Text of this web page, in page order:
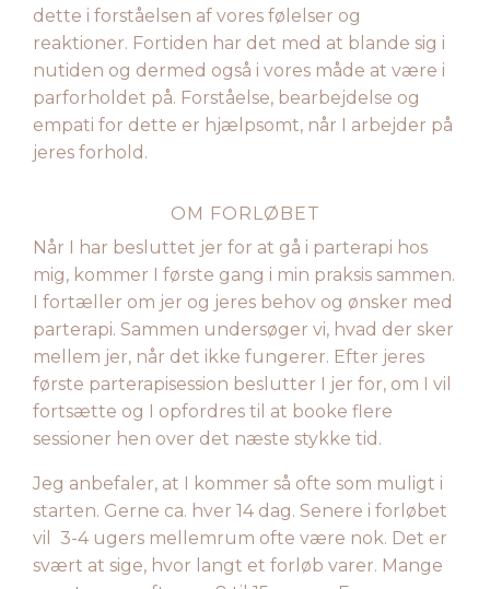
dette i forståelsen af vores følelser og
reaktioner. Fortiden har det med at blande sig i
nutiden og dermed også i vores måde at være i
parforholdet på. Forståelse, bearbejdelse og
empati for dette er hjælpsomt, når I arbejder på
jeres forhold.
OM FORLØBET
Når I har besluttet jer for at gå i parterapi hos
mig, kommer I første gang i min praksis sammen.
I fortæller om jer og jeres behov og ønsker med
parterapi. Sammen undersøger vi, hvad der sker
mellem jer, når det ikke fungerer. Efter jeres
første parterapisession beslutter I jer for, om I vil
fortsætte og I opfordres til at booke flere
sessioner hen over det næste stykke tid.
Jeg anbefaler, at I kommer så ofte som muligt i
starten. Gerne ca. hver 14 dag. Senere i forløbet
vil 3-4 ugers mellemrum ofte være nok. Det er
svært at sige, hvor langt et forløb varer. Mange